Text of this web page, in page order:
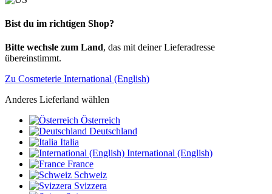
Bist du im richtigen Shop?
Bitte wechsle zum Land, das mit deiner Lieferadresse
übereinstimmt.
Zu Cosmeterie International (English)
Anderes Lieferland wählen
Österreich
Deutschland
Italia
International (English)
France
Schweiz
Svizzera